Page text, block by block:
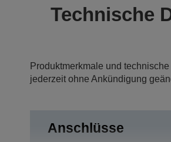
Technische
Produktmerkmale und
jederzeit ohne Ankündigung
Anschlüsse